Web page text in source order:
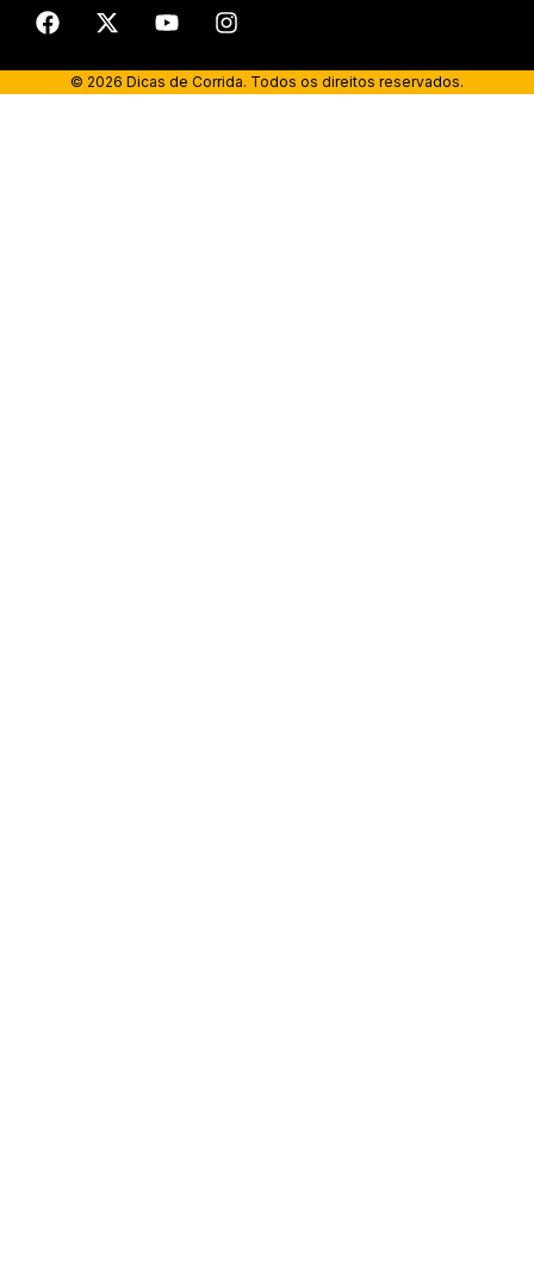
© 2026 Dicas de Corrida. Todos os direitos reservados.